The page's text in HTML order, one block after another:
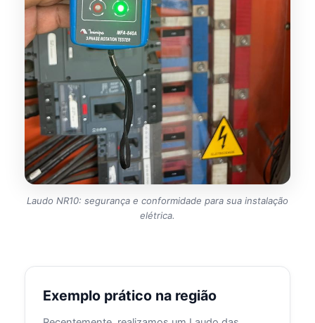
Laudo NR10: segurança e conformidade para sua instalação
elétrica.
Exemplo prático na região